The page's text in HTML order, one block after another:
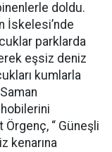
doldu.
İskelesi’nde
parklarda
eşsiz deniz
kumlarla
“ Güneşli
kenarına